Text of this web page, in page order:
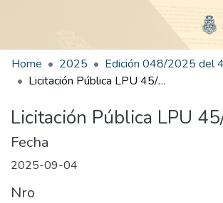
Home 2025
Licitación Pública LPU 45/2025
Licitación Pública LPU
Fecha
2025-09-04
Nro